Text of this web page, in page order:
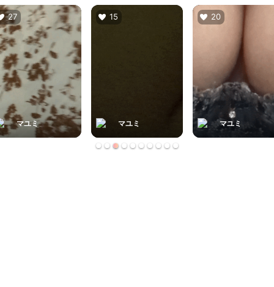
27
マユミ
15
マユミ
20
マユミ